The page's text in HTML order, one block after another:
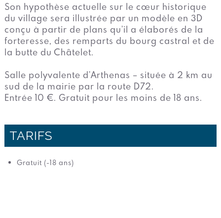
Son hypothèse actuelle sur le cœur historique
du village sera illustrée par un modèle en 3D
conçu à partir de plans qu’il a élaborés de la
forteresse, des remparts du bourg castral et de
la butte du Châtelet.
Salle polyvalente d’Arthenas – située à 2 km au
sud de la mairie par la route D72.
Entrée 10 €. Gratuit pour les moins de 18 ans.
TARIFS
Gratuit (-18 ans)